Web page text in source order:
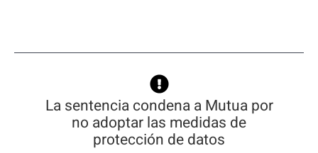
La sentencia condena a Mutua por
no adoptar las medidas de
protección de datos